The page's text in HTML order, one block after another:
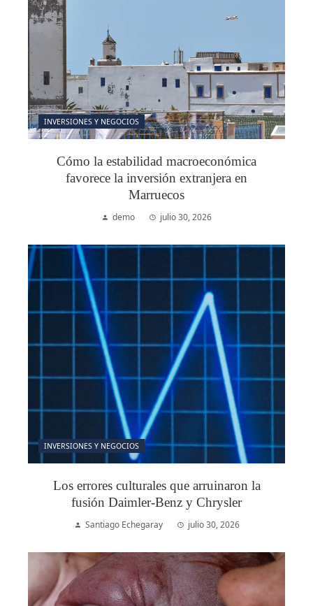
INVERSIONES Y NEGOCIOS
Cómo la estabilidad macroeconómica
favorece la inversión extranjera en
Marruecos
demo julio 30, 2026
INVERSIONES Y NEGOCIOS
Los errores culturales que arruinaron la
fusión Daimler-Benz y Chrysler
Santiago Echegaray julio 30, 2026